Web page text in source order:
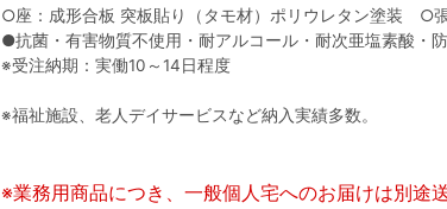
○座：成形合板 突板貼り（タモ材）ポリウレタン塗装 ○
●抗菌・有害物質不使用・耐アルコール・耐次亜塩素酸・
※受注納期：実働10～14日程度
※福祉施設、老人デイサービスなど納入実績多数。
※業務用商品につき、一般個人宅へのお届けは別途